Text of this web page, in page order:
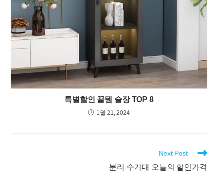
특별할인 꿀템 술장 TOP 8
1월 21, 2024
Next Post
분리 수거대 오늘의 할인가격